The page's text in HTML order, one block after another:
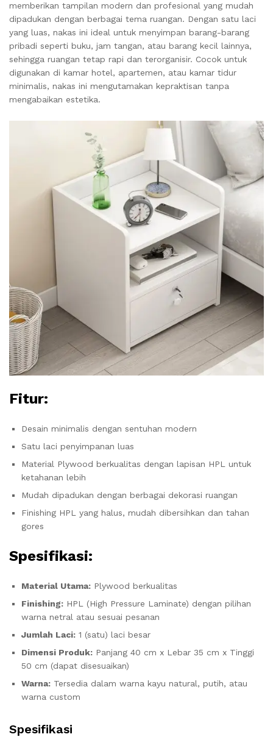
memberikan tampilan modern dan profesional yang mudah
dipadukan dengan berbagai tema ruangan. Dengan satu laci
yang luas, nakas ini ideal untuk menyimpan barang-barang
pribadi seperti buku, jam tangan, atau barang kecil lainnya,
sehingga ruangan tetap rapi dan terorganisir. Cocok untuk
digunakan di kamar hotel, apartemen, atau kamar tidur
minimalis, nakas ini mengutamakan kepraktisan tanpa
mengabaikan estetika.
Fitur:
Desain minimalis dengan sentuhan modern
Satu laci penyimpanan luas
Material Plywood berkualitas dengan lapisan HPL untuk
ketahanan lebih
Mudah dipadukan dengan berbagai dekorasi ruangan
Finishing HPL yang halus, mudah dibersihkan dan tahan
gores
Spesifikasi:
Material Utama: Plywood berkualitas
Finishing: HPL (High Pressure Laminate) dengan pilihan
warna netral atau sesuai pesanan
Jumlah Laci: 1 (satu) laci besar
Dimensi Produk: Panjang 40 cm x Lebar 35 cm x Tinggi
50 cm (dapat disesuaikan)
Warna: Tersedia dalam warna kayu natural, putih, atau
warna custom
Spesifikasi